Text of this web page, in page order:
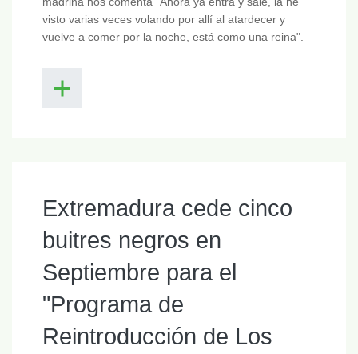
visto varias veces volando por allí al atardecer y
vuelve a comer por la noche, está como una reina".
Extremadura cede cinco
buitres negros en
Septiembre para el
"Programa de
Reintroducción de Los